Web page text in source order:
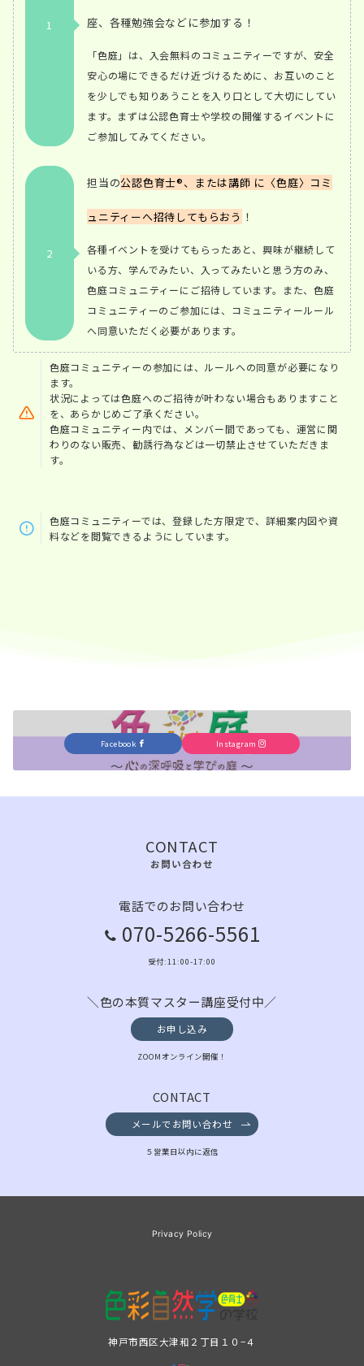
1 座、各種勉強会などに参加する！
「色庭」は、入会無料のコミュニティーですが、安全
安心の場にできるだけ近づけるために、お互いのこと
を少しでも知りあうことを入り口として大切にしてい
ます。 まずは公認色育士や学校の開催するイベントに
ご参加してみてください。
2
担当の公認色育士®、または講師 に〈色庭〉コミ
ュニティーへ招待してもらおう ！
各種イベントを受けてもらったあと、興味が継続して
いる方、学んでみたい、入ってみたいと思う方のみ、
色庭コミュニティーにご招待しています。また、色庭
コミュニティーのご参加には、コミュニティールール
へ同意いただく必要があります。
色庭コミュニティーの参加には、ルールへの同意が必要になり
ます。
状況によっては色庭へのご招待が叶わない場合もありますこと
を、あらかじめご了承ください。
色庭コミュニティー内では、メンバー間であっても、運営に関
わりのない販売、勧誘行為などは一切禁止させていただきま
す。
色庭コミュニティーでは、登録した方限定で、詳細案内図や資
料などを閲覧できるようにしています。
Facebook Instagram
CONTACT
お問い合わせ
電話でのお問い合わせ
070-5266-5561
受付:11:00-17:00
＼色の本質マスター講座受付中／
お申し込み
ZOOMオンライン開催！
CONTACT
メールでお問い合わせ
５営業日以内に返信
Privacy Policy
神戸市西区大津和２丁目１０−４